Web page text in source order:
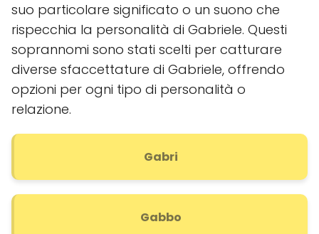
suo particolare significato o un suono che
rispecchia la personalità di Gabriele. Questi
soprannomi sono stati scelti per catturare
diverse sfaccettature di Gabriele, offrendo
opzioni per ogni tipo di personalità o
relazione.
Gabri
Gabbo